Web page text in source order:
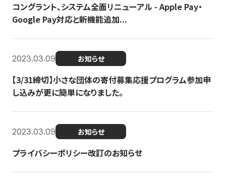
コングラント、システム全面リニューアル - Apple Pay・
Google Pay対応と新機能追加...
2023.03.09 お知らせ
【3/31締切】小さな団体の寄付募集応援プログラム参加申
し込みが更に簡単になりました。
2023.03.09 お知らせ
プライバシーポリシー改訂のお知らせ